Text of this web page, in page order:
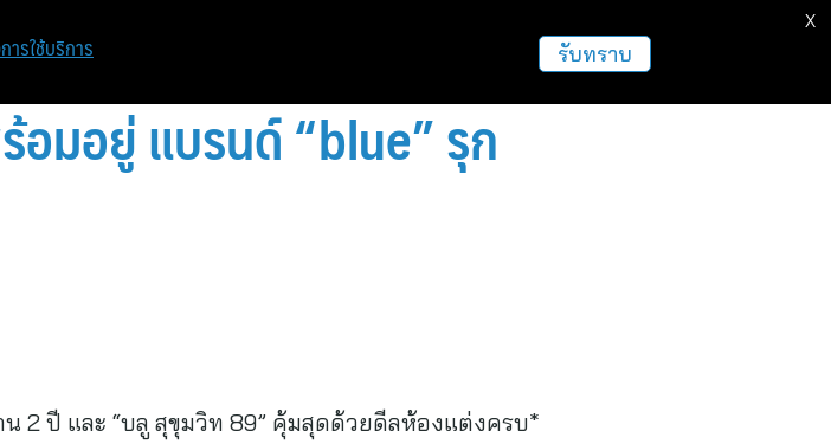
ท่องเที่ยว ฝากข่าวประชาสัมพันธ์
มอยู่ แบรนด์ “blue” รุก
2 ปี และ “บลู สุขุมวิท 89” คุ้มสุดด้วยดีลห้องแต่งครบ*
ารใช้บริการ รับทราบ
X